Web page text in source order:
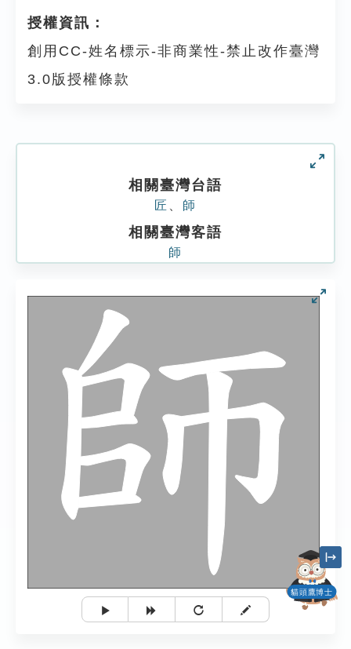
授權資訊：
創用CC-姓名標示-非商業性-禁止改作臺灣
3.0版授權條款
相關臺灣台語
匠 師
相關臺灣客語
師
貓頭鷹博士